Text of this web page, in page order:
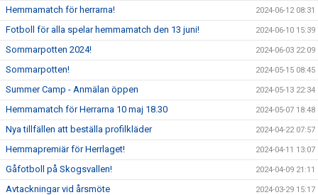
Hemmamatch för herrarna! 2024-06-12 08:31
Fotboll för alla spelar hemmamatch den 13 juni! 2024-06-10 15:39
Sommarpotten 2024! 2024-06-03 22:09
Sommarpotten! 2024-05-15 08:45
Summer Camp - Anmälan öppen 2024-05-13 22:34
Hemmamatch för Herrarna 10 maj 18.30 2024-05-07 18:48
Nya tillfällen att beställa profilkläder 2024-04-22 07:57
Hemmapremiär för Herrlaget! 2024-04-11 13:07
Gåfotboll på Skogsvallen! 2024-04-09 21:11
Avtackningar vid årsmöte 2024-03-29 15:17